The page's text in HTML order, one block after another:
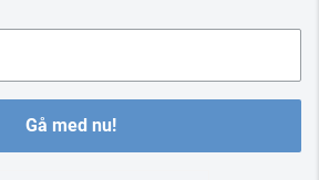
Gå med nu!